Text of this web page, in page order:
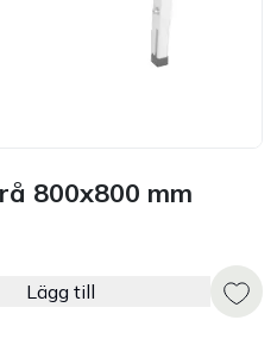
800x800 mm
Lägg till